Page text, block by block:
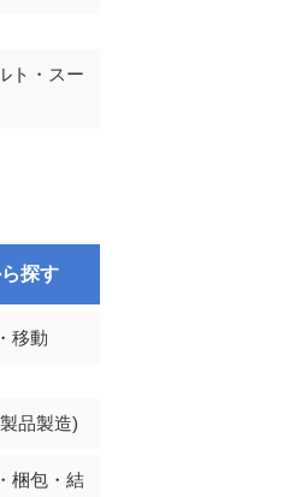
ト・スー
探す
移動
品製造)
梱包・結